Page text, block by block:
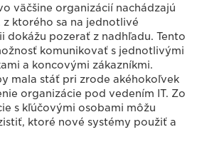
väčšine organizácií nachádzajú
z ktorého sa na jednotlivé
dokážu pozerať z nadhľadu. Tento
komunikovať s jednotlivými
a koncovými zákazníkmi.
mala stáť pri zrode akéhokoľvek
organizácie pod vedením IT. Zo
s kľúčovými osobami môžu
ktoré nové systémy použiť a